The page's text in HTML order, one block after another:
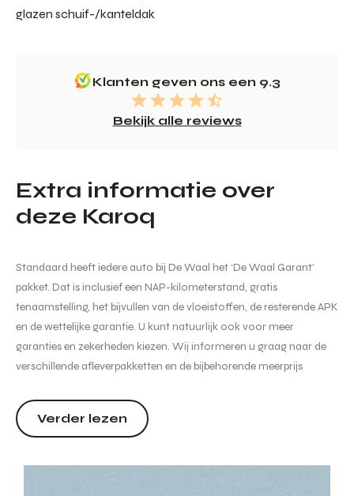
glazen schuif-/kanteldak
Klanten geven ons een 9.3
Bekijk alle reviews
Extra informatie over
deze Karoq
Standaard heeft iedere auto bij De Waal het ‘De Waal Garant’
pakket. Dat is inclusief een NAP-kilometerstand, gratis
tenaamstelling, het bijvullen van de vloeistoffen, de resterende APK
en de wettelijke garantie. U kunt natuurlijk ook voor meer
garanties en zekerheden kiezen. Wij informeren u graag naar de
verschillende afleverpakketten en de bijbehorende meerprijs
actueel mogelijk wordt weergegeven zijn wijzigin...
Verder lezen